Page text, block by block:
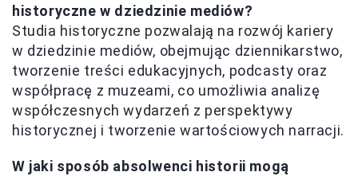
historyczne w dziedzinie mediów?
Studia historyczne pozwalają na rozwój kariery
w dziedzinie mediów, obejmując dziennikarstwo,
tworzenie treści edukacyjnych, podcasty oraz
współpracę z muzeami, co umożliwia analizę
współczesnych wydarzeń z perspektywy
historycznej i tworzenie wartościowych narracji.
W jaki sposób absolwenci historii mogą